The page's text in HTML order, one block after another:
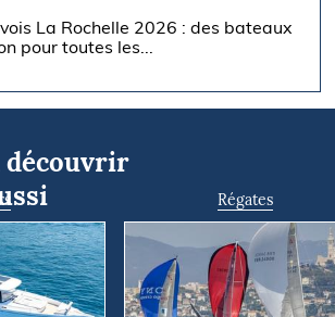
La Rochelle 2026 : des bateaux
pour toutes les...
découvrir
Régates